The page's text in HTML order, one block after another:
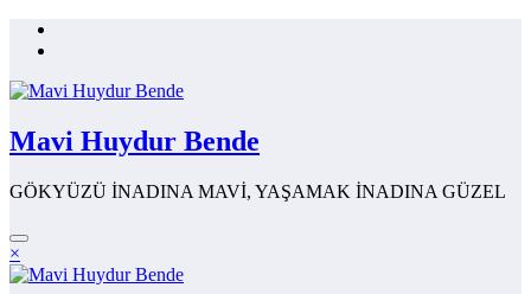
İçeriğe
Mavi Huydur Bende
GÖKYÜZÜ İNADINA MAVİ, YAŞAMAK İNADINA GÜZEL
×